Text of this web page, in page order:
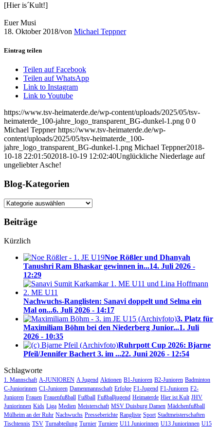
[Hier is´Kult!]
Euer Musi
18. Oktober 2018/von Michael Teppner
Eintrag teilen
Teilen auf Facebook
Teilen auf WhatsApp
Link to Instagram
Link to Youtube
https://www.tsv-heimaterde.de/wp-content/uploads/2025/05/tsv-
heimaterde_100-jahre_logo_transparent_BG-dunkel-1.png 0 0
Michael Teppner https://www.tsv-heimaterde.de/wp-
content/uploads/2025/05/tsv-heimaterde_100-
jahre_logo_transparent_BG-dunkel-1.png Michael Teppner2018-
10-18 22:01:502018-10-19 12:02:40Unglückliche Niederlage auf
ungeliebter Asche!
Blog-Kategorien
Blog-
Beiträge
Kürzlich
Noe Rößler und Dhanyah
Tanushri Ram Bhaskar gewinnen in...14. Juli 2026 -
12:29
Nachwuchs-Ranglisten: Sanavi doppelt und Selma ein
Mal on...6. Juli 2026 - 14:17
3. Platz für
Maximiliam Böhm bei den Niederberg Junior...1. Juli
2026 - 10:35
Ruhrpott Cup 2026: Bjarne
Pfeil/Jennifer Bachert 3. im ...22. Juni 2026 - 12:54
Schlagworte
1. Mannschaft A-JUNIOREN A Jugend Aktionen B1-Junioren B2-Junioren Badminton
C-Juniorinnen C1-Junioren Damenmannschaft Erfolge F1-Jugend F1-Junioren F2-
Junioren Frauen Frauenfußball Fußball Fußballjugend Heimaterde Hier ist Kult JHV
Juniorinnen Kids Liga Medien Meisterschaft MSV Duisburg Damen Mädchenfußball
Mülheim an der Ruhr Nachwuchs Presseberichte Rangliste Sport Stadtmeisterschaften
Tischtennis TSV Turnabteilung Turnier Turniere U11 Juniorinnen U13 Juniorinnen U15